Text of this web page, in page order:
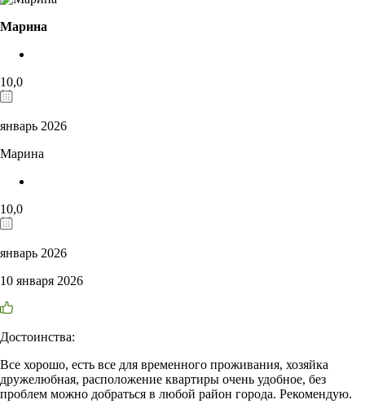
Марина
10,0
январь 2026
Марина
10,0
январь 2026
10 января 2026
Достоинства:
Все хорошо, есть все для временного проживания, хозяйка
дружелюбная, расположение квартиры очень удобное, без
проблем можно добраться в любой район города. Рекомендую.